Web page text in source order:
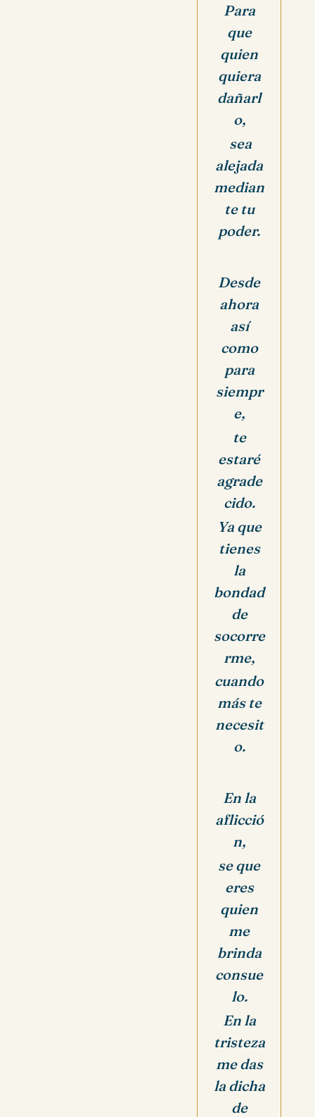
Para
que
quien
quiera
dañarl
o,
sea
alejada
median
te tu
poder.
Desde
ahora
así
como
para
siempr
e,
te
estaré
agrade
cido.
Ya que
tienes
la
bondad
de
socorre
rme,
cuando
más te
necesit
o.
En la
aflicció
n,
se que
eres
quien
me
brinda
consue
lo.
En la
tristeza
me das
la dicha
de